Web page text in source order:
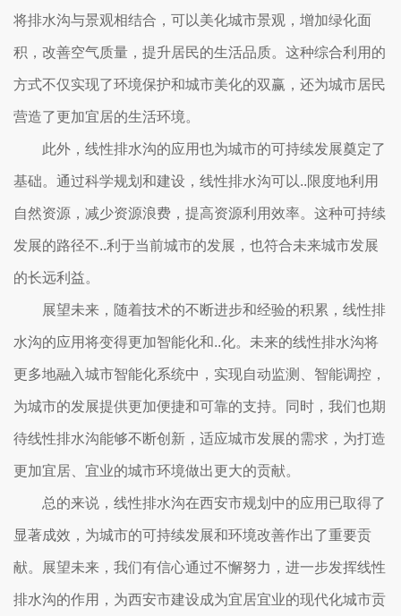
将排水沟与景观相结合，可以美化城市景观，增加绿化面
积，改善空气质量，提升居民的生活品质。这种综合利用的
方式不仅实现了环境保护和城市美化的双赢，还为城市居民
营造了更加宜居的生活环境。
此外，线性排水沟的应用也为城市的可持续发展奠定了
基础。通过科学规划和建设，线性排水沟可以..限度地利用
自然资源，减少资源浪费，提高资源利用效率。这种可持续
发展的路径不..利于当前城市的发展，也符合未来城市发展
的长远利益。
展望未来，随着技术的不断进步和经验的积累，线性排
水沟的应用将变得更加智能化和..化。未来的线性排水沟将
更多地融入城市智能化系统中，实现自动监测、智能调控，
为城市的发展提供更加便捷和可靠的支持。同时，我们也期
待线性排水沟能够不断创新，适应城市发展的需求，为打造
更加宜居、宜业的城市环境做出更大的贡献。
总的来说，线性排水沟在西安市规划中的应用已取得了
显著成效，为城市的可持续发展和环境改善作出了重要贡
献。展望未来，我们有信心通过不懈努力，进一步发挥线性
排水沟的作用，为西安市建设成为宜居宜业的现代化城市贡